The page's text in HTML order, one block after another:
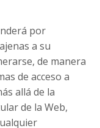
por
a su
de manera
de acceso a
allá de la
de la Web,